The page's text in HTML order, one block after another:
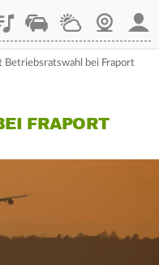
StaupilotWetterWebcam
Betriebsratswahl bei Fraport
FRAPORT